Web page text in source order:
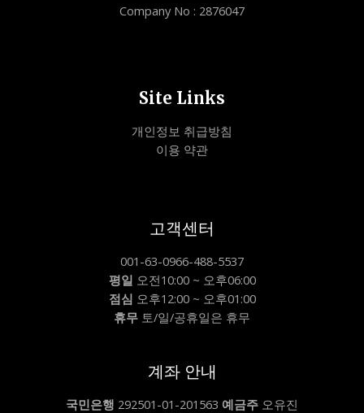
Company No : 2876047
Site Links
개인정보 취급방침
이용 약관
고객센터
001-63-0966-488-5537
평일 오전10:00 ~ 오후06:00
점심 오후12:00 ~ 오후01:00
휴무 토/일/공휴일은 휴무
계좌 안내
국민은행 292501-01-201563 예금주 오유진